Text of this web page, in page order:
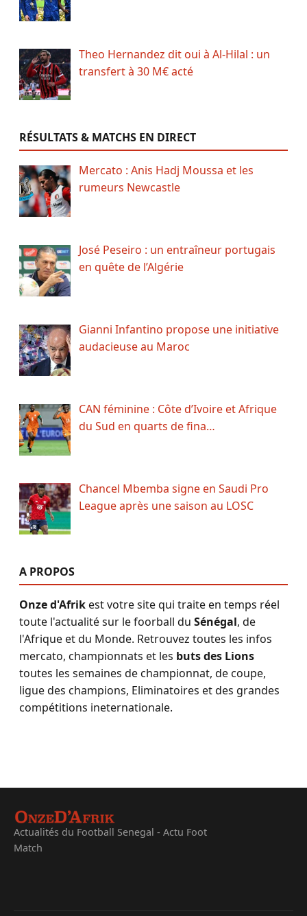
Theo Hernandez dit oui à Al-Hilal : un
transfert à 30 M€ acté
RÉSULTATS & MATCHS EN DIRECT
Mercato : Anis Hadj Moussa et les
rumeurs Newcastle
José Peseiro : un entraîneur portugais
en quête de l’Algérie
Gianni Infantino propose une initiative
audacieuse au Maroc
CAN féminine : Côte d’Ivoire et Afrique
du Sud en quarts de fina…
Chancel Mbemba signe en Saudi Pro
League après une saison au LOSC
A PROPOS
Onze d'Afrikest votre site qui traite en temps réel
toute l'actualité sur le foorball du Sénégal, de
l'Afrique et du Monde. Retrouvez toutes les infos
mercato, championnats et les buts des Lions
toutes les semaines de championnat, de coupe,
ligue des champions, Eliminatoires et des grandes
compétitions ineternationale.
Actualités du Football Senegal - Actu Foot
Match